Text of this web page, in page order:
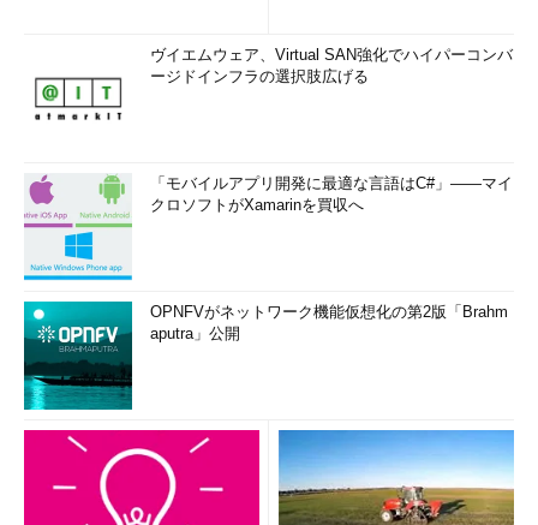
ヴイエムウェア、Virtual SAN強化でハイパーコンバ
ージドインフラの選択肢広げる
「モバイルアプリ開発に最適な言語はC#」――マイ
クロソフトがXamarinを買収へ
OPNFVがネットワーク機能仮想化の第2版「Brahm
aputra」公開